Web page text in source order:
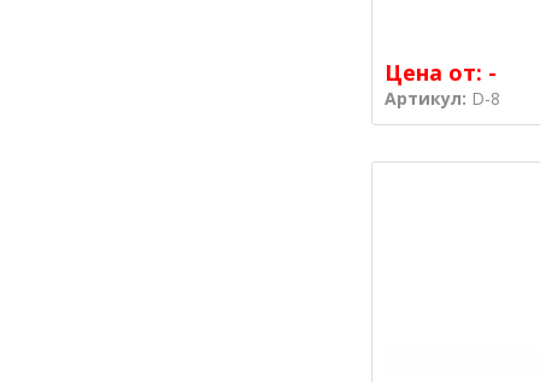
Цена от: -
Артикул: D-8